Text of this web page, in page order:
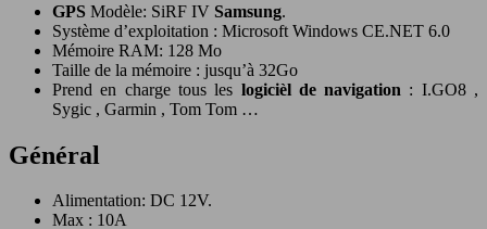
GPS Modèle: SiRF IV Samsung.
Système d’exploitation : Microsoft Windows CE.NET 6.0
Mémoire RAM: 128 Mo
Taille de la mémoire : jusqu’à 32Go
Prend en charge tous les logicièl de navigation : I.GO8 ,
Sygic , Garmin , Tom Tom …
Général
Alimentation: DC 12V.
Max : 10A